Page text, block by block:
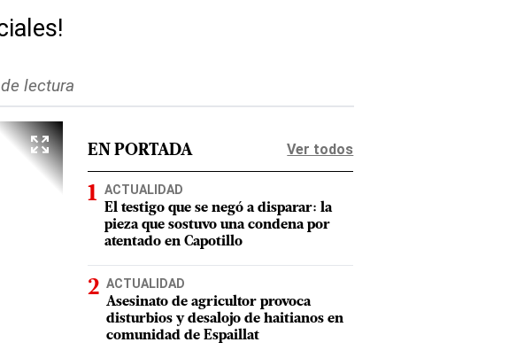
lectura
EN PORTADA Ver todos
ACTUALIDAD
El testigo que se negó a disparar: la
pieza que sostuvo una condena por
atentado en Capotillo
ACTUALIDAD
Asesinato de agricultor provoca
disturbios y desalojo de haitianos en
comunidad de Espaillat